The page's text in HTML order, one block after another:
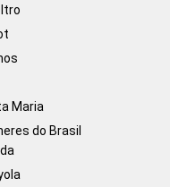
Maria
do Brasil